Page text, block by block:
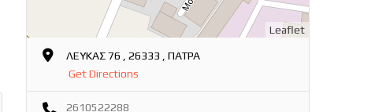
Leaflet
ΛΕΥΚΑΣ 76 , 26333 , ΠΑΤΡΑ
Get Directions
2610522288